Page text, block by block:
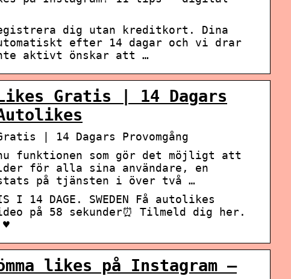
dig utan kreditkort. Dina
efter 14 dagar och vi drar
aktivt önskar att …
Gratis | 14 Dagars
| 14 Dagars Provomgång
funktionen som gör det möjligt att
för alla sina användare, en
på tjänsten i över två …
I 14 DAGE. SWEDEN Få autolikes
på 58 sekunder⏰ Tilmeld dig her.
likes på Instagram –